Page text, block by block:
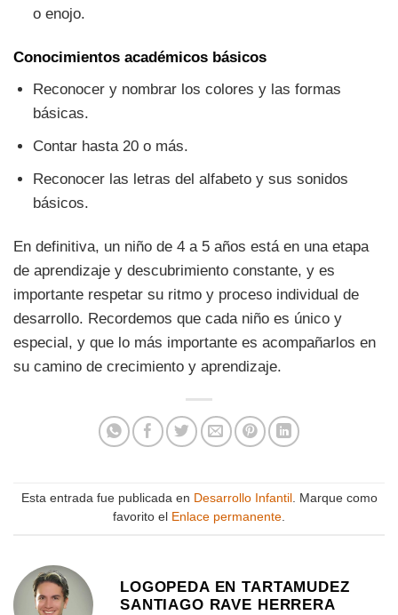
o enojo.
Conocimientos académicos básicos
Reconocer y nombrar los colores y las formas
básicas.
Contar hasta 20 o más.
Reconocer las letras del alfabeto y sus sonidos
básicos.
En definitiva, un niño de 4 a 5 años está en una etapa
de aprendizaje y descubrimiento constante, y es
importante respetar su ritmo y proceso individual de
desarrollo. Recordemos que cada niño es único y
especial, y que lo más importante es acompañarlos en
su camino de crecimiento y aprendizaje.
Esta entrada fue publicada en Desarrollo Infantil . Marque como
favorito el Enlace permanente.
LOGOPEDA EN TARTAMUDEZ
SANTIAGO RAVE HERRERA